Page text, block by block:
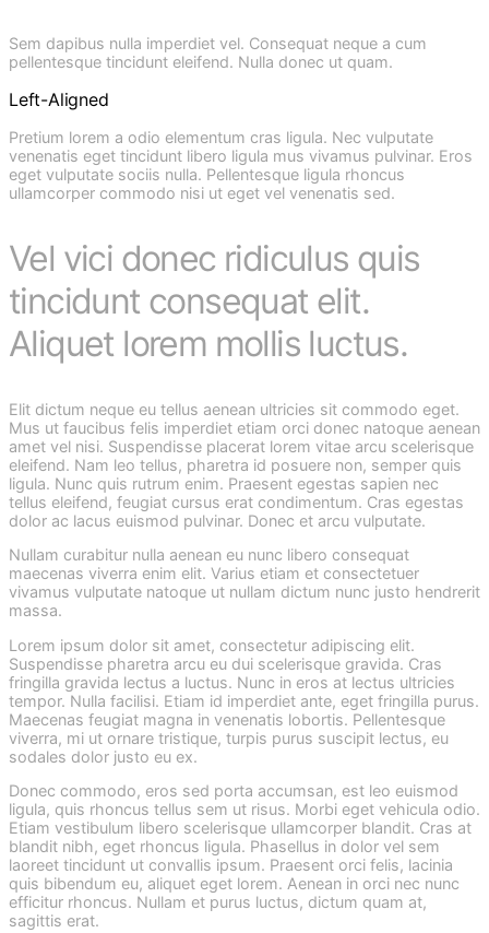
Sem dapibus nulla imperdiet vel. Consequat neque a cum
pellentesque tincidunt eleifend. Nulla donec ut quam.
Left-Aligned
Pretium lorem a odio elementum cras ligula. Nec vulputate
venenatis eget tincidunt libero ligula mus vivamus pulvinar. Eros
eget vulputate sociis nulla. Pellentesque ligula rhoncus
ullamcorper commodo nisi ut eget vel venenatis sed.
Vel vici donec ridiculus quis
tincidunt consequat elit.
Aliquet lorem mollis luctus.
Elit dictum neque eu tellus aenean ultricies sit commodo eget.
Mus ut faucibus felis imperdiet etiam orci donec natoque aenean
amet vel nisi. Suspendisse placerat lorem vitae arcu scelerisque
eleifend. Nam leo tellus, pharetra id posuere non, semper quis
ligula. Nunc quis rutrum enim. Praesent egestas sapien nec
tellus eleifend, feugiat cursus erat condimentum. Cras egestas
dolor ac lacus euismod pulvinar. Donec et arcu vulputate.
Nullam curabitur nulla aenean eu nunc libero consequat
maecenas viverra enim elit. Varius etiam et consectetuer
vivamus vulputate natoque ut nullam dictum nunc justo hendrerit
massa.
Lorem ipsum dolor sit amet, consectetur adipiscing elit.
Suspendisse pharetra arcu eu dui scelerisque gravida. Cras
fringilla gravida lectus a luctus. Nunc in eros at lectus ultricies
tempor. Nulla facilisi. Etiam id imperdiet ante, eget fringilla purus.
Maecenas feugiat magna in venenatis lobortis. Pellentesque
viverra, mi ut ornare tristique, turpis purus suscipit lectus, eu
sodales dolor justo eu ex.
Donec commodo, eros sed porta accumsan, est leo euismod
ligula, quis rhoncus tellus sem ut risus. Morbi eget vehicula odio.
Etiam vestibulum libero scelerisque ullamcorper blandit. Cras at
blandit nibh, eget rhoncus ligula. Phasellus in dolor vel sem
laoreet tincidunt ut convallis ipsum. Praesent orci felis, lacinia
quis bibendum eu, aliquet eget lorem. Aenean in orci nec nunc
efficitur rhoncus. Nullam et purus luctus, dictum quam at,
sagittis erat.